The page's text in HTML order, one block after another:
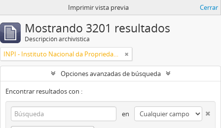
Imprimir vista previa Cerrar
Mostrando 3201 resultados
Descripción archivística
INPI - Instituto Nacional da Propriedade Industrial
Opciones avanzadas de búsqueda
Encontrar resultados con :
en